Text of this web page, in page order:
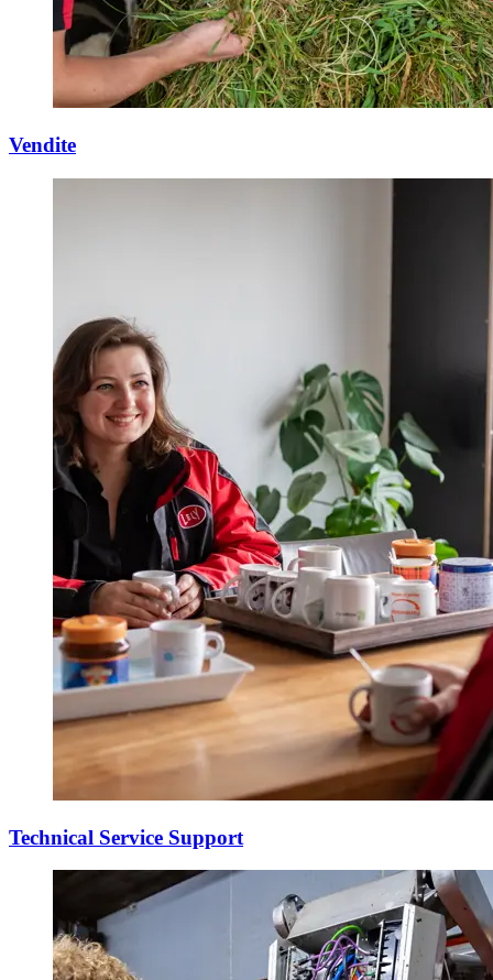
Vendite
Technical Service Support